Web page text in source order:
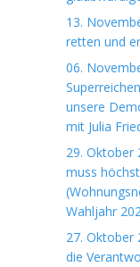
13.
retten und
06.
unsere
mit Julia
29. Oktober
muss
Wahljahr
27. Oktober
die